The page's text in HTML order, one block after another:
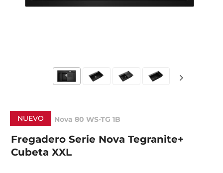
NUEVO Nova 80 WS-TG 1B
Fregadero Serie Nova Tegranite+
Cubeta XXL